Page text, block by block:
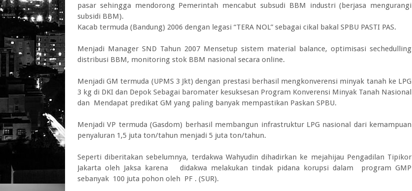
pasar sehingga mendorong Pemerintah mencabut subsudi BBM industri (berjasa mengurangi
subsidi BBM).
Kacab termuda (Bandung) 2006 dengan legasi “TERA NOL” sebagai cikal bakal SPBU PASTI PAS.
Menjadi Manager SND Tahun 2007 Mensetup sistem material balance, optimisasi sechedulling
distribusi BBM, monitoring stok BBM nasional secara online.
Menjadi GM termuda (UPMS 3 Jkt) dengan prestasi berhasil mengkonverensi minyak tanah ke LPG
3 kg di DKI dan Depok Sebagai baromater kesuksesan Program Konverensi Minyak Tanah Nasional
dan Mendapat predikat GM yang paling banyak mempastikan Paskan SPBU.
Menjadi VP termuda (Gasdom) berhasil membangun infrastruktur LPG nasional dari kemampuan
penyaluran 1,5 juta ton/tahun menjadi 5 juta ton/tahun.
Seperti diberitakan sebelumnya, terdakwa Wahyudin dihadirkan ke mejahijau Pengadilan Tipikor
Jakarta oleh Jaksa karena didakwa melakukan tindak pidana korupsi dalam program GMP
sebanyak 100 juta pohon oleh PF . (SUR).